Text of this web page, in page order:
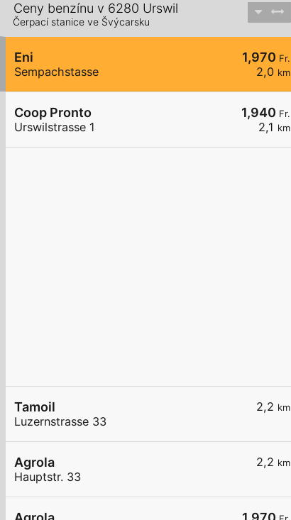
Ceny benzínu v 6280 Urswil
Čerpací stanice ve Švýcarsku
1,970 Fr.
2,0 km
Eni
Sempachstasse
1,940 Fr.
2,1 km
Coop Pronto
Urswilstrasse 1
2,2 km
Tamoil
Luzernstrasse 33
2,2 km
Agrola
Hauptstr. 33